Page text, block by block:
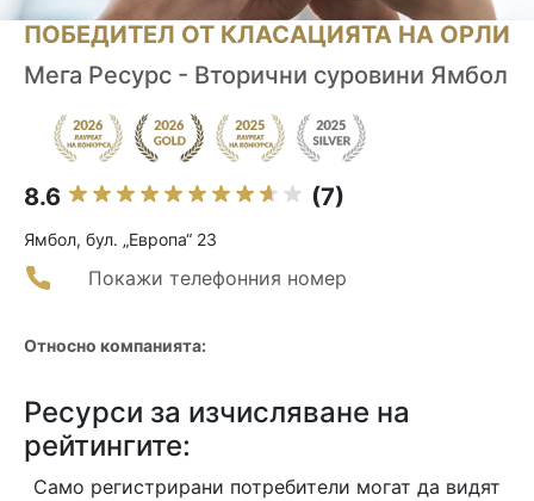
ПОБЕДИТЕЛ ОТ КЛАСАЦИЯТА НА ОРЛИ
Мега Ресурс - Вторични суровини Ямбол
8.6 (7)
Ямбол, бул. „Европа“ 23
Покажи телефонния номер
Относно компанията:
Ресурси за изчисляване на
рейтингите:
Само регистрирани потребители могат да видят